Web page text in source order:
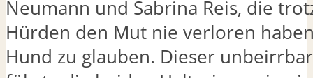
Neumann und Sabrina Reis, die
Hürden den Mut nie verloren
Hund zu glauben. Dieser